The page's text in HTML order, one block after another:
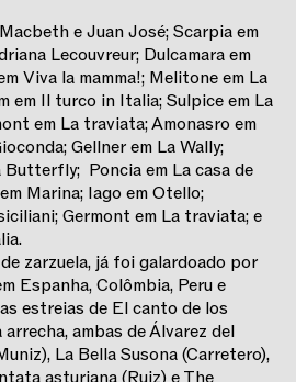
e Juan José; Scarpia em
Lecouvreur; Dulcamara em
Viva la mamma!; Melitone em La
em Il turco in Italia; Sulpice em La
em La traviata; Amonasro em
Gellner em La Wally;
Butterfly; Poncia em La casa de
Marina; Iago em Otello;
Germont em La traviata; e
zarzuela, já foi galardoado por
Espanha, Colômbia, Peru e
estreias de El canto de los
ambas de Álvarez del
La Bella Susona (Carretero),